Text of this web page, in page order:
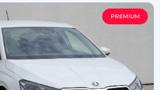
PREMIUM